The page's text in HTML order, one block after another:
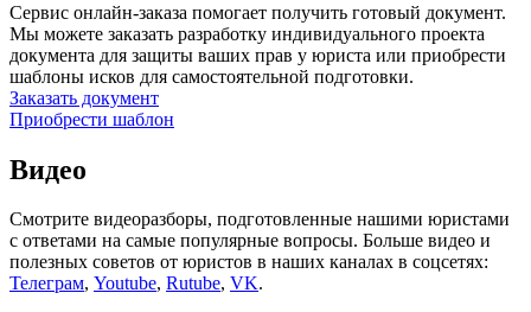
Сервис онлайн-заказа помогает получить готовый документ.
Мы можете заказать разработку индивидуального проекта
документа для защиты ваших прав у юриста или приобрести
шаблоны исков для самостоятельной подготовки.
Заказать документ
Приобрести шаблон
Видео
Смотрите видеоразборы, подготовленные нашими юристами
с ответами на самые популярные вопросы. Больше видео и
полезных советов от юристов в наших каналах в соцсетях:
Телеграм, Youtube, Rutube, VK.